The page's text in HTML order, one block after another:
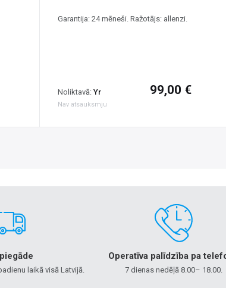
Garantija: 24 mēneši. Ražotājs: allenzi.
Noliktavā: Yr
Nav atsauksmju
99,00 €
laikā visā Latvijā.
Operatīva palīdzība pa
7 dienas nedēļā 8.00– 18.00.